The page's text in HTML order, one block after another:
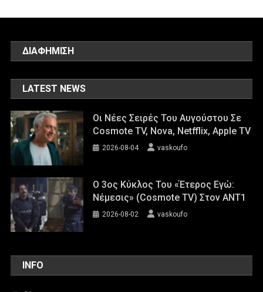
ΔΙΑΦΗΜΙΣΗ
LATEST NEWS
Οι Νέες Σειρές Του Αυγούστου Σε
Cosmote TV, Nova, Netfflix, Apple TV
2026-08-04 vaskoufo
Ο 3ος Κύκλος Του «Έτερος Εγώ:
Νέμεσις» (Cosmote TV) Στον ΑΝΤ1
2026-08-02 vaskoufo
INFO